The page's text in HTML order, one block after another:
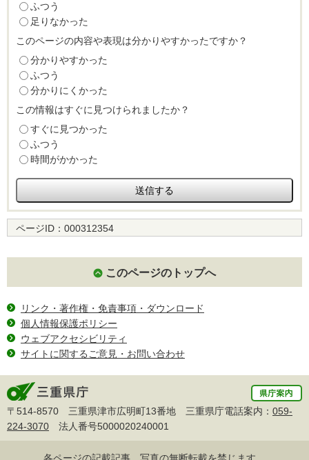
ふつう
足りなかった
このページの内容や表現は分かりやすかったですか？
分かりやすかった
ふつう
分かりにくかった
この情報はすぐに見つけられましたか？
すぐに見つかった
ふつう
時間がかかった
ページID： 000312354
このページのトップへ
リンク・著作権・免責事項・ダウンロード
個人情報保護ポリシー
ウェブアクセシビリティ
サイトに関するご意見・お問い合わせ
〒514-8570 三重県津市広明町13番地 三重県庁電話案内： 059-
224-3070 法人番号5000020240001